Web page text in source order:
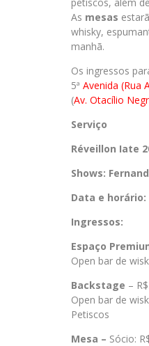
As mesas
whisky,
manhã.
Os ingressos
5ª Avenida (Rua
(Av. Otacílio
Serviço
Réveillon Iate
Shows:
Data e horário:
Ingressos:
Espaço
Open bar de
Backstage –
Open bar de
Petiscos
Mesa – Sócio: